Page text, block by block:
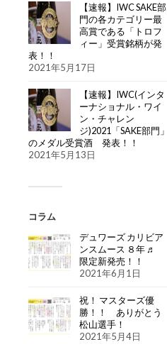
【速報】IWC SAKE部
門の各カテゴリー最
高賞である「トロフ
ィー」受賞銘柄が発
表！！
2021年5月17日
【速報】IWC(インタ
ーナショナル・ワイ
ン・チャレン
ジ)2021「SAKE部門」
のメダル受賞酒 発表！！
2021年5月13日
コラム
デュワーズ カリビア
ンスムース ８年 ♬
限定新発売！！
2021年6月1日
祝！ マスターズ優
勝！！ ありがとう
松山選手！
2021年5月4日